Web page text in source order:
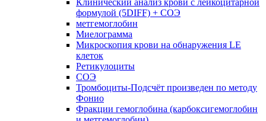
Клинический анализ крови с лейкоцитарной
формулой (5DIFF) + СОЭ
метгемоглобин
Миелограмма
Микроскопия крови на обнаружения LE
клеток
Ретикулоциты
СОЭ
Тромбоциты-Подсчёт произведен по методу
Фонио
Фракции гемоглобина (карбоксигемоглобин